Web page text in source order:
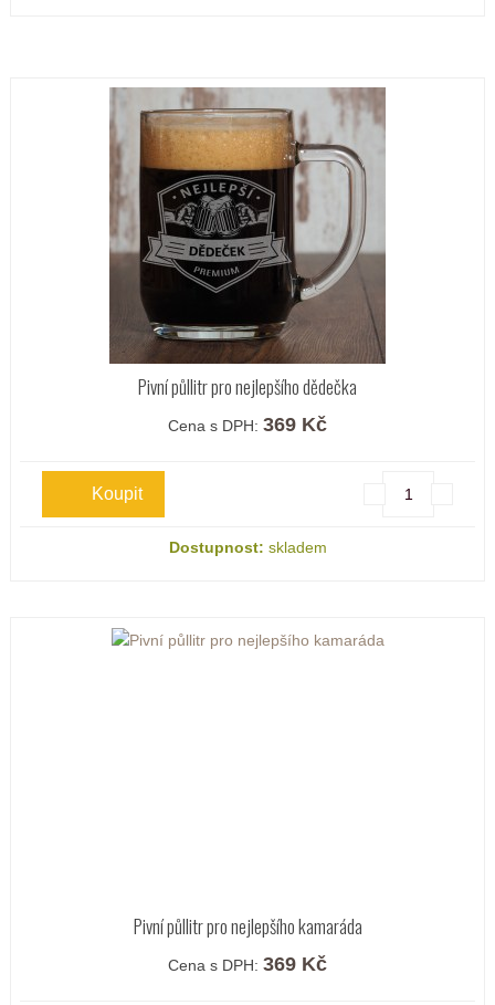
Pivní půllitr pro nejlepšího dědečka
Cena s DPH: 369 Kč
Dostupnost: skladem
Pivní půllitr pro nejlepšího kamaráda
Cena s DPH: 369 Kč